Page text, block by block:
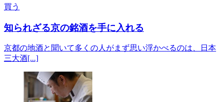
買う
知られざる京の銘酒を手に入れる
京都の地酒と聞いて多くの人がまず思い浮かべるのは、日本
三大酒[...]